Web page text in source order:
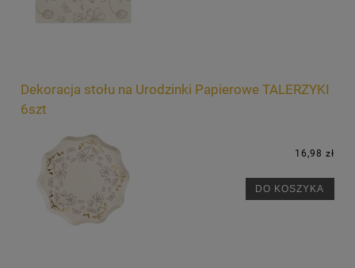
Dekoracja stołu na Urodzinki Papierowe TALERZYKI
6szt
16,98 zł
DO KOSZYKA